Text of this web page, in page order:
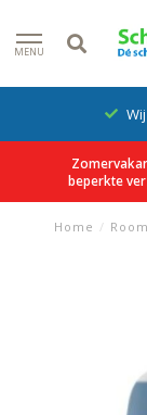
MENU
beperkte
Home /